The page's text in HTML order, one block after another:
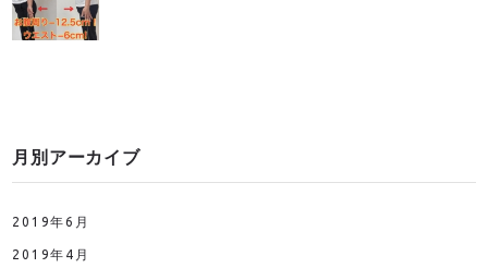
月別アーカイブ
2019年6月
2019年4月